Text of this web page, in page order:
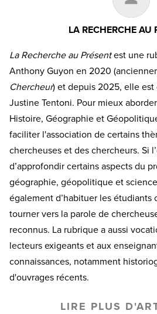
LA RECHERCHE AU
La Recherche au Présentest une
Anthony Guyon en 2020
Chercheur) et depuis 2025, elle
Justine Tentoni. Pour mieux
Histoire, Géographie et
faciliter l'association de certains
chercheuses et des chercheurs. Si
d’approfondir certains aspects du
géographie, géopolitique et
également d’habituer les étudiants
tourner vers la parole de
reconnus. La rubrique a aussi
lecteurs exigeants et aux
connaissances, notamment
d'ouvrages récents.
LIRE PLUS